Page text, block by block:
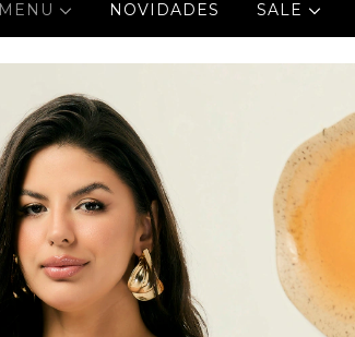
MENU NOVIDADES SALE